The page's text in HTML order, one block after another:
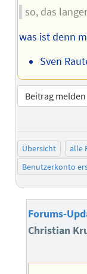
so, das
was ist denn
Sven
Beitrag melden
Übersicht alle
Benutzerkonto
Forums-
Christian